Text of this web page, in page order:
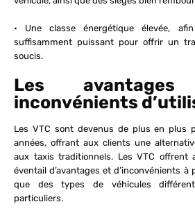
• Une classe énergétique élevée,
suffisamment puissant pour offrir un
soucis.
Les
inconvénients
Les VTC sont devenus de plus en plus
années, offrant aux clients une
aux taxis traditionnels. Les VTC offrent
éventail d’avantages et d’inconvénients
que des types de véhicules
particuliers.